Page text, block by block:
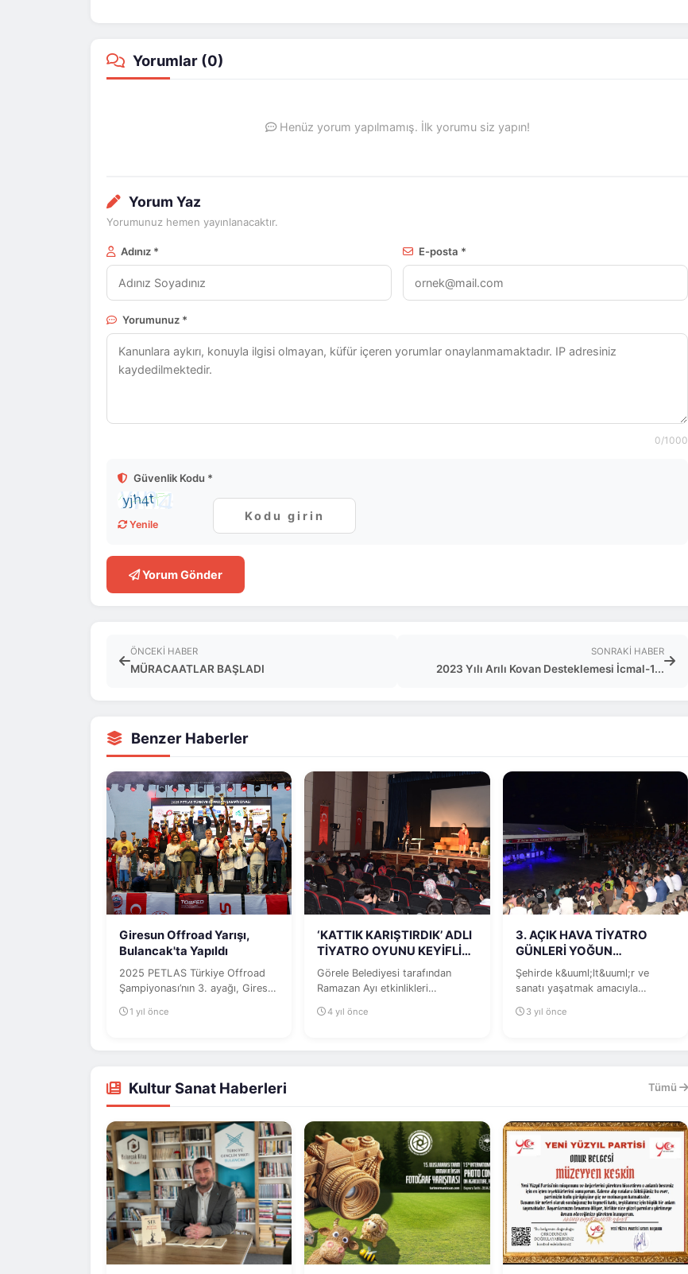
Yorumlar (0)
Henüz yorum yapılmamış. İlk yorumu siz yapın!
Yorum Yaz
Yorumunuz hemen yayınlanacaktır.
Adınız * E-posta *
Yorumunuz *
0/1000
Güvenlik Kodu *
Yenile
Yorum Gönder
ÖNCEKI HABER
MÜRACAATLAR BAŞLADI
SONRAKI HABER
2023 Yılı Arılı Kovan Desteklemesi İcmal-1...
Benzer Haberler
Giresun Offroad Yarışı,
Bulancak'ta Yapıldı
2025 PETLAS Türkiye Offroad
Şampiyonası’nın 3. ayağı, Giresun
tarafından...
1 yıl önce
‘KATTIK KARIŞTIRDIK’ ADLI
TİYATRO OYUNU KEYİFLİ
DAKİKALAR...
Görele Belediyesi tarafından
Ramazan Ayı etkinlikleri
adlı...
4 yıl önce
3. AÇIK HAVA TİYATRO
GÜNLERİ YOĞUN
KATILIMLAR İLE
TAMAMLANDI
Şehirde k&uuml;lt&uuml;r ve
sanatı yaşatmak amacıyla
3 yıl önce
Kultur Sanat Haberleri Tümü